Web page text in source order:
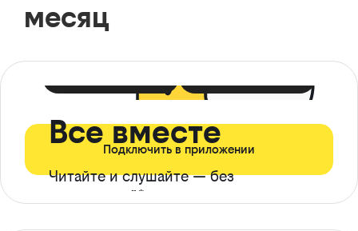
месяц
Все вместе
Читайте и слушайте — без
ограничений*
Подключить в приложении